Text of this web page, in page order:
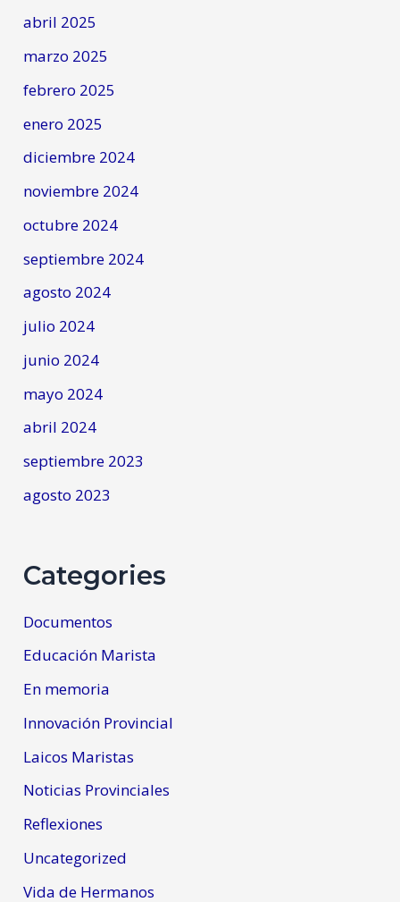
abril 2025
marzo 2025
febrero 2025
enero 2025
diciembre 2024
noviembre 2024
octubre 2024
septiembre 2024
agosto 2024
julio 2024
junio 2024
mayo 2024
abril 2024
septiembre 2023
agosto 2023
Categories
Documentos
Educación Marista
En memoria
Innovación Provincial
Laicos Maristas
Noticias Provinciales
Reflexiones
Uncategorized
Vida de Hermanos